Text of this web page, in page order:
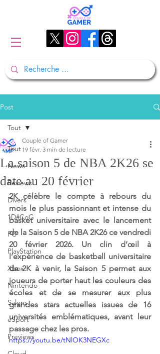
Post
Tout
News
Reviews
Divers
1D#CoG
PC
PlayStation
Xbox
Nintendo
Salons
eSport
Previews
Tout
La saison 5 de NBA 2K26 se
date au 20 février
Couple of Gamer
19 févr. 3 min de lecture
2K célèbre le compte à rebours du
mois le plus passionnant et intense du
basket universitaire avec le lancement
de la Saison 5 de NBA 2K26 ce vendredi
20 février 2026. Un clin d’œil à
l’expérience de basketball universitaire
de 2K à venir, la Saison 5 permet aux
joueurs de porter haut les couleurs des
écoles et de se mesurer aux plus
grandes stars actuelles issues de 16
universités emblématiques, avant leur
passage chez les pros.
https://youtu.be/tNlOK3NEGXc